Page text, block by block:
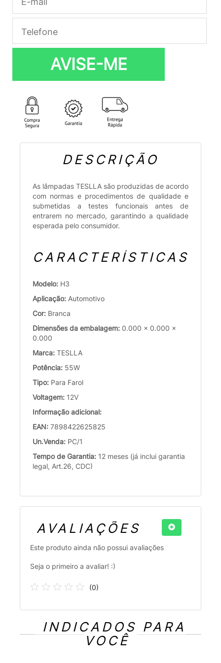
AVISE-ME
DESCRIÇÃO
As lâmpadas TESLLA são produzidas de acordo
com normas e procedimentos de qualidade e
submetidas a testes funcionais antes de
entrarem no mercado, garantindo a qualidade
esperada pelo consumidor.
CARACTERÍSTICAS
Modelo: H3
Aplicação: Automotivo
Cor: Branca
Dimensões da embalagem: 0.000 x 0.000 x
0.000
Marca: TESLLA
Potência: 55W
Tipo: Para Farol
Voltagem: 12V
Informação adicional:
EAN: 7898422625825
Un.Venda: PC/1
Tempo de Garantia: 12 meses (já inclui garantia
legal, Art.26, CDC)
AVALIAÇÕES
Este produto ainda não possui avaliações
Seja o primeiro a avaliar! :)
(0)
INDICADOS PARA
VOCÊ